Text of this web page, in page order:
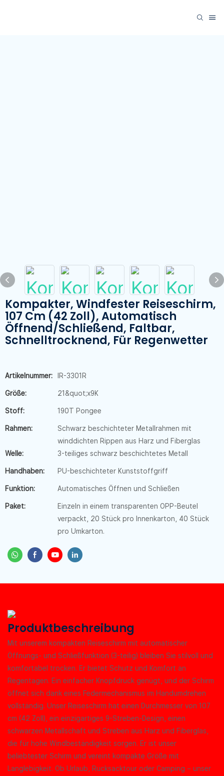
Kompakter, Windfester Reiseschirm,
107 Cm (42 Zoll), Automatisch
Öffnend/schließend, Faltbar,
Schnelltrocknend, Für Regenwetter
Artikelnummer: IR-3301R
Größe: 21&quot;x9K
Stoff: 190T Pongee
Rahmen:
Schwarz beschichteter Metallrahmen mit
winddichten Rippen aus Harz und Fiberglas
Welle:
3-teiliges schwarz beschichtetes Metall
Handhaben: PU-beschichteter Kunststoffgriff
Funktion: Automatisches Öffnen und Schließen
Paket:
Einzeln in einem transparenten OPP-Beutel
verpackt, 20 Stück pro Innenkarton, 40 Stück
pro Umkarton.
Produktbeschreibung
Mit unserem kompakten Reiseschirm mit automatischer
Öffnungs- und Schließfunktion (3-teilig) bleiben Sie stilvoll und
komfortabel trocken. Er bietet Schutz und Komfort an
Regentagen. Ein einfacher Knopfdruck genügt, und der Schirm
öffnet sich dank eines Federmechanismus im Handumdrehen
vollständig. Unser Reiseschirm hat einen Durchmesser von 107
cm (42 Zoll), ein einzigartiges 9-Streben-Design, einen
schwarzen Metallschaft und Streben aus Harz und Fiberglas,
die für hohe Windbeständigkeit sorgen. Er ist unser
beliebtester Schirm und vereint kompakte Größe mit
Langlebigkeit. Ob Urlaub, Rucksacktour oder Camping – unser